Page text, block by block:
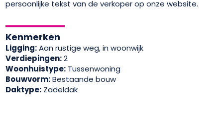
persoonlijke tekst van de verkoper op onze website.
Kenmerken
Ligging:Aan rustige weg, in woonwijk
Verdiepingen:2
Woonhuistype: Tussenwoning
Bouwvorm:Bestaande bouw
Daktype: Zadeldak